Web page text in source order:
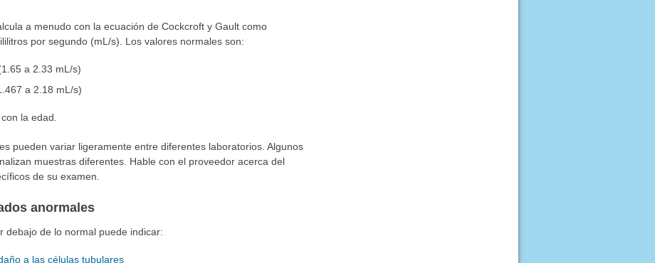
a menudo con la ecuación de Cockcroft y Gault como
por segundo (mL/s). Los valores normales son:
a 2.33 mL/s)
a 2.18 mL/s)
la edad.
pueden variar ligeramente entre diferentes laboratorios. Algunos
muestras diferentes. Hable con el proveedor acerca del
de su examen.
anormales
debajo de lo normal puede indicar:
a las células tubulares